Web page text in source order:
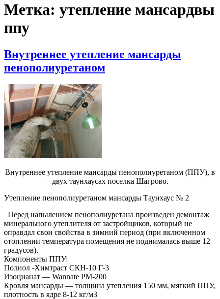
Метка: утепление мансардвы
ппу
Внутреннее утепление мансарды
пенополиуретаном
Внутреннее утепление мансарды пенополиуретаном (ППУ), в
двух таунхаусах поселка Шагрово.
Утепление пенополиуретаном мансарды Таунхаус № 2
Перед напылением пенополиуретана произведен демонтаж
минерального утеплителя от застройщиков, который не
оправдал свои свойства в зимний период (при включенном
отоплении температура помещения не поднималась выше 12
градусов).
Компоненты ППУ:
Полиол -Химтраст СКН-10 Г-3
Изоцианат — Wannate PM-200
Кровля мансарды — толщина утепления 150 мм, мягкий ППУ,
плотность в ядре 8-12 кг/м3